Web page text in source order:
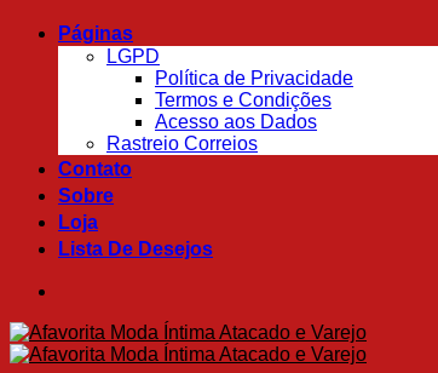
Skip
Páginas
LGPD
Política de Privacidade
Termos e Condições
Acesso aos Dados
Rastreio Correios
Contato
Sobre
Loja
Lista De Desejos